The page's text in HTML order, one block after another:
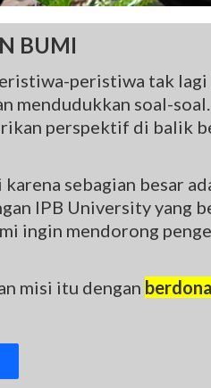
BUMI
peristiwa tak
mendudukkan soal-
perspektif di balik
sebagian besar
IPB University yang
ingin mendorong
misi itu dengan